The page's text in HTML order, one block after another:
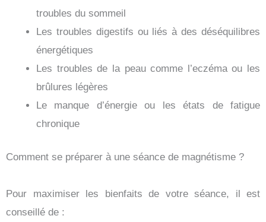
troubles du sommeil
Les troubles digestifs ou liés à des déséquilibres
énergétiques
Les troubles de la peau comme l’eczéma ou les
brûlures légères
Le manque d’énergie ou les états de fatigue
chronique
Comment se préparer à une séance de magnétisme ?
Pour maximiser les bienfaits de votre séance, il est
conseillé de :